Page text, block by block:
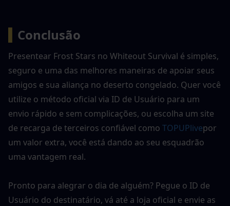
Conclusão
Presentear Frost Stars no Whiteout Survival é simples,
seguro e uma das melhores maneiras de apoiar seus
amigos e sua aliança no deserto congelado. Quer você
utilize o método oficial via ID de Usuário para um
envio rápido e sem complicações, ou escolha um site
de recarga de terceiros confiável como TOPUPlivepor
um valor extra, você está dando ao seu esquadrão
uma vantagem real.
Pronto para alegrar o dia de alguém? Pegue o ID de
Usuário do destinatário, vá até a loja oficial e envie as